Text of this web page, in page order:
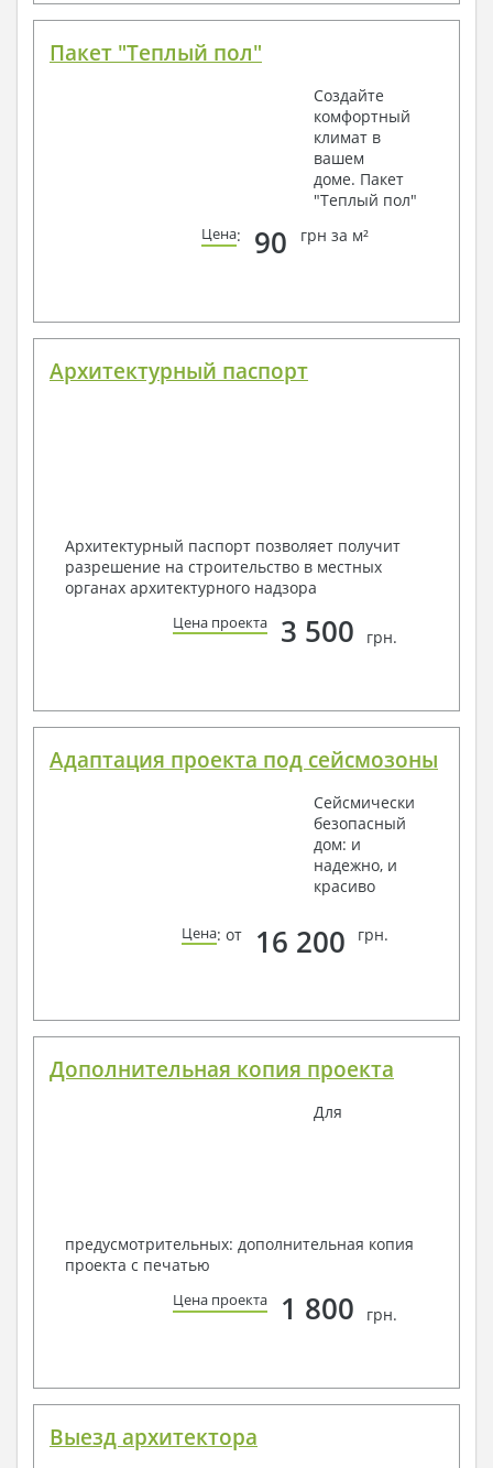
Пакет "Теплый пол"
Создайте
комфортный
климат в
вашем
доме. Пакет
"Теплый пол"
Цена: 90 грн за м²
Архитектурный паспорт
Архитектурный паспорт позволяет получит
разрешение на строительство в местных
органах архитектурного надзора
Цена проекта 3 500 грн.
Адаптация проекта под сейсмозоны
Сейсмически
безопасный
дом: и
надежно, и
красиво
Цена: от 16 200 грн.
Дополнительная копия проекта
Для
предусмотрительных: дополнительная копия
проекта с печатью
Цена проекта 1 800 грн.
Выезд архитектора